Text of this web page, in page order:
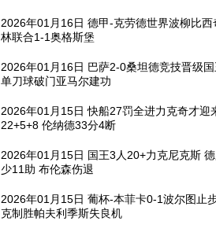
2026年01月16日 德甲-克劳德世界波柳比西
林联合1-1奥格斯堡
2026年01月16日 巴萨2-0桑坦德竞技晋级
单刀球破门亚马尔建功
2026年01月15日 快船27罚全进力克奇才迎
22+5+8 伦纳德33分4断
2026年01月15日 国王3人20+力克尼克斯
少11助 布伦森伤退
2026年01月15日 葡杯-本菲卡0-1波尔图止
克制胜帕夫利季斯失良机